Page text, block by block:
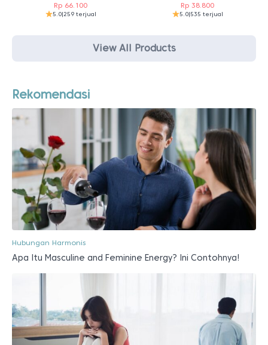
Rp 66.100
5.0|259 terjual
Rp 38.800
5.0|535 terjual
View All Products
Rekomendasi
Hubungan Harmonis
Apa Itu Masculine and Feminine Energy? Ini Contohnya!